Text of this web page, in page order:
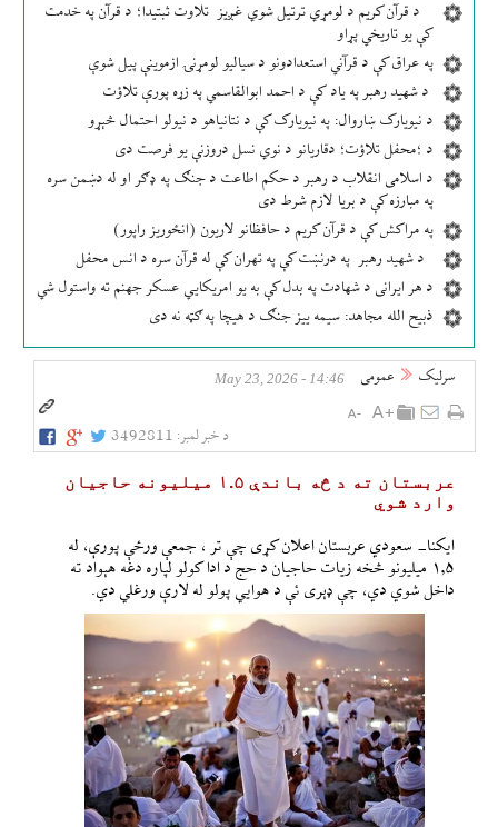
د قرآن کریم د لومړي ترتیل شوي غږیز تلاوت ثبتیدا؛ د قرآن په خدمت
کې یو تاریخي پړاو
په عراق کې د قرآني استعدادونو د سیالیو لومړنۍ ازموینې پیل شوې
د شهید رهبر په یاد کې د احمد ابوالقاسمي په زړه پورې تلاؤت
د نیویارک ښاروال: په نیویارک کې د نتانیاهو د نیولو احتمال څېړو
د ؛محفل تلاؤت؛ دقاریانو د نوي نسل دروزنې یو فرصت دی
د اسلامی انقلاب د رهبر د حکم اطاعت د جنګ په ډګر او له دښمن سره
په مبارزه کې د بریا لازم شرط دی
په مراکش کې د قرآن کریم د حافظانو لاریون (انځوریز راپور)
د شهید رهبر په درنښت کې په تهران کې له قرآن سره د انس محفل
د هر ایرانی د شهادت په بدل کې به یو امریکایي عسکر جهنم ته واستول شي
ذبیح الله مجاهد: سیمه ییز جنګ د هیچا په ګټه نه دی
سرلیک عمومی 14:46 - May 23, 2026
د خبر لمبر: 3492811
عربستان ته د څه باندې ۱.۵ میلیونه حاجیان
وارد شوي
ایکنا- سعودي عربستان اعلان کړی چې تر ، جمعې ورځې پورې، له
۱.۵ میلیونو څخه زیات حاجیان د حج د ادا کولو لپاره دغه هېواد ته
داخل شوي دي، چې ډېری ئې د هوايي پولو له لارې ورغلي دي.